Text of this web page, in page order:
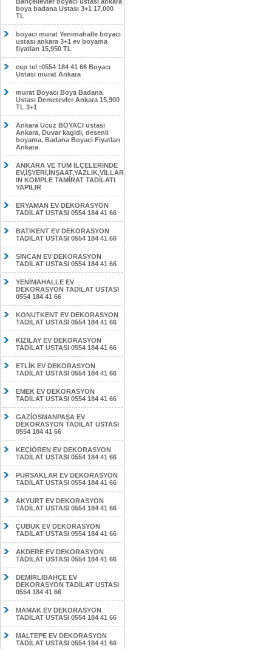
boya badana Ustası 3+1 17,000
TL
boyacı murat Yenimahalle boyacı
ustası ankara 3+1 ev boyama
fiyatları 15,950 TL
cep tel :0554 184 41 66 Boyacı
Ustası murat Ankara
murat Boyacı Boya Badana
Ustası Demetevler Ankara 15,900
TL 3+1
Ankara Ucuz BOYACI ustasi
Ankara, Duvar kagidi, desenli
boyama, Badana Boyaci Fiyatları
Ankara
ANKARA VE TÜM İLÇELERİNDE
EV,İŞYERİ,İNŞAAT,YAZLIK,VİLLAR
IN KOMPLE TAMİRAT TADİLATI
YAPILIR
ERYAMAN EV DEKORASYON
TADİLAT USTASI 0554 184 41 66
BATIKENT EV DEKORASYON
TADİLAT USTASI 0554 184 41 66
SİNCAN EV DEKORASYON
TADİLAT USTASI 0554 184 41 66
YENİMAHALLE EV
DEKORASYON TADİLAT USTASI
0554 184 41 66
KONUTKENT EV DEKORASYON
TADİLAT USTASI 0554 184 41 66
KIZILAY EV DEKORASYON
TADİLAT USTASI 0554 184 41 66
ETLİK EV DEKORASYON
TADİLAT USTASI 0554 184 41 66
EMEK EV DEKORASYON
TADİLAT USTASI 0554 184 41 66
GAZİOSMANPAŞA EV
DEKORASYON TADİLAT USTASI
0554 184 41 66
KEÇİÖREN EV DEKORASYON
TADİLAT USTASI 0554 184 41 66
PURSAKLAR EV DEKORASYON
TADİLAT USTASI 0554 184 41 66
AKYURT EV DEKORASYON
TADİLAT USTASI 0554 184 41 66
ÇUBUK EV DEKORASYON
TADİLAT USTASI 0554 184 41 66
AKDERE EV DEKORASYON
TADİLAT USTASI 0554 184 41 66
DEMİRLİBAHÇE EV
DEKORASYON TADİLAT USTASI
0554 184 41 66
MAMAK EV DEKORASYON
TADİLAT USTASI 0554 184 41 66
MALTEPE EV DEKORASYON
TADİLAT USTASI 0554 184 41 66